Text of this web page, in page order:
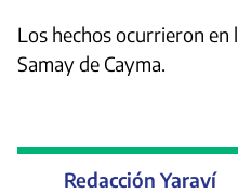
Los hechos ocurrieron en
Samay de Cayma.
Redacción Yaraví